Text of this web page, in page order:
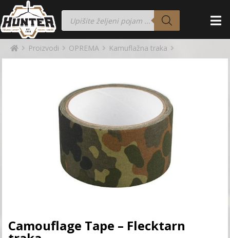
Proizvodi OPREMA Kamuflažna traka
Camouflage Tape – Flecktarn